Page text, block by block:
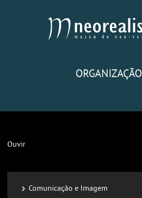
ORGANIZAÇÃO
Ouvir
Comunicação e Imagem